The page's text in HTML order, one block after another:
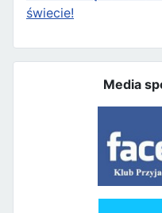
świecie!
Media